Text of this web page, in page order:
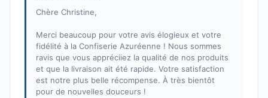
Chère Christine,
Merci beaucoup pour votre avis élogieux et votre
fidélité à la Confiserie Azuréenne ! Nous sommes
ravis que vous appréciiez la qualité de nos produits
et que la livraison ait été rapide. Votre satisfaction
est notre plus belle récompense. À très bientôt
pour de nouvelles douceurs !